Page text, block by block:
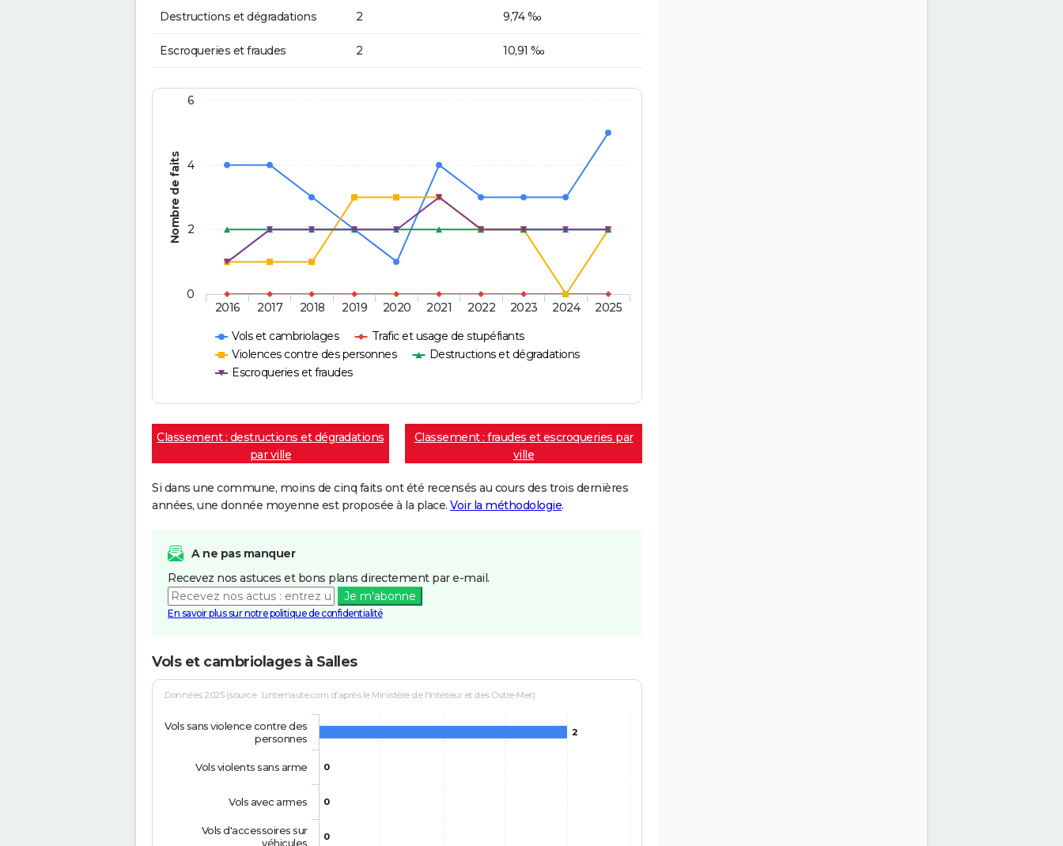
Destructions et dégradations 2 9,74 ‰
Escroqueries et fraudes 2 10,91 ‰
Nombre de faits
Vols et cambriolages
Trafic et usage de stupéfiants
Violences contre des personnes
Destructions et dégradations
Escroqueries et fraudes
2016 2017 2018 2019 2020 2021 2022 2023 2024 2025
0
2
4
6
Classement : destructions et dégradations
par ville
Classement : fraudes et escroqueries par
ville
Si dans une commune, moins de cinq faits ont été recensés au cours des trois dernières
années, une donnée moyenne est proposée à la place. Voir la méthodologie.
A ne pas manquer
Recevez nos astuces et bons plans directement par e-mail.
Je m'abonne
En savoir plus sur notre politique de confidentialité
Vols et cambriolages à Salles
Données 2025 (source : Linternaute.com d'après le Ministère de l'Intérieur et des Outre-Mer)
2
0
0
0
Vols sans violence contre des
personnes
Vols violents sans arme
Vols avec armes
Vols d'accessoires sur
véhicules